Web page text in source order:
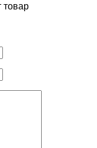
товар